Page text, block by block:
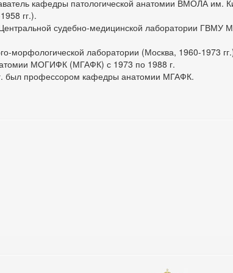
кафедры патологической анатомии ВМОЛА им.
гг.).
судебно-медицинской лаборатории ГВМУ
морфологической лаборатории (Москва, 1960-1973
МОГИФК (МГАФК) с 1973 по 1988 г.
был профессором кафедры анатомии МГАФК.